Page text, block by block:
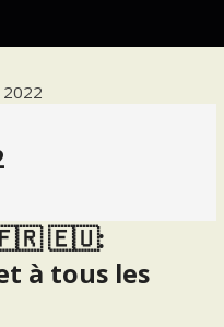
🇫🇷 🇪🇺:
à tous les